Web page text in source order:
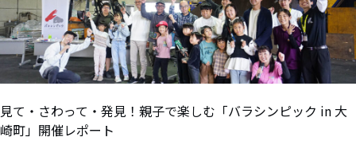
見て・さわって・発見！親子で楽しむ「バラシンピック in 大
崎町」開催レポート